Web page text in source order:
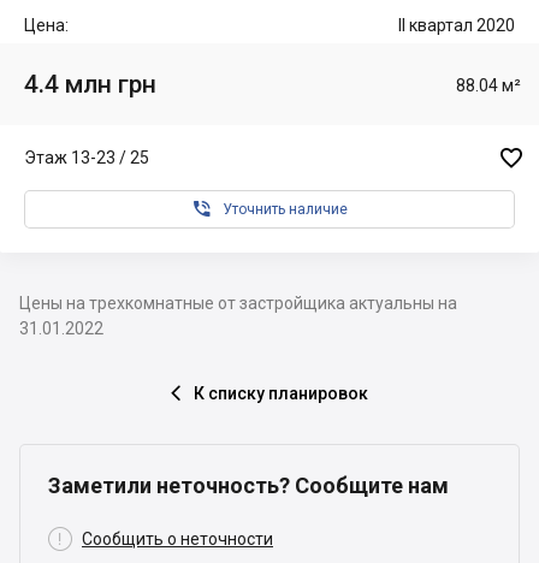
Цена: II квартал 2020
4.4 млн грн 88.04 м²
Этаж 13-23 / 25 
 Уточнить наличие
Цены на трехкомнатные от застройщика актуальны на
31.01.2022
 К списку планировок
Заметили неточность? Сообщите нам
 Сообщить о неточности